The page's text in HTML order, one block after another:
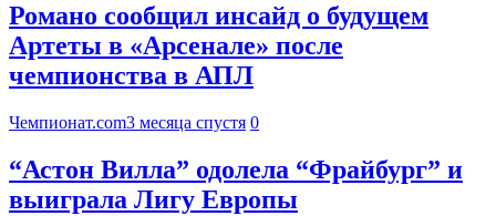
Романо сообщил инсайд о будущем
Артеты в «Арсенале» после
чемпионства в АПЛ
Чемпионат.com3 месяца спустя 0
“Астон Вилла” одолела “Фрайбург” и
выиграла Лигу Европы